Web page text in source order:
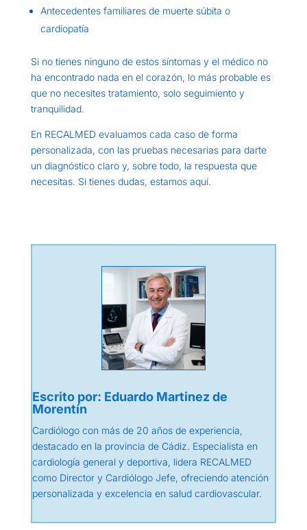
Antecedentes familiares de muerte súbita o
cardiopatía
Si no tienes ninguno de estos síntomas y el médico no
ha encontrado nada en el corazón, lo más probable es
que no necesites tratamiento, solo seguimiento y
tranquilidad.
En RECALMED evaluamos cada caso de forma
personalizada, con las pruebas necesarias para darte
un diagnóstico claro y, sobre todo, la respuesta que
necesitas. Si tienes dudas, estamos aquí.
Escrito por: Eduardo Martinez de
Morentín
Cardiólogo con más de 20 años de experiencia,
destacado en la provincia de Cádiz. Especialista en
cardiología general y deportiva, lidera RECALMED
como Director y Cardiólogo Jefe, ofreciendo atención
personalizada y excelencia en salud cardiovascular.